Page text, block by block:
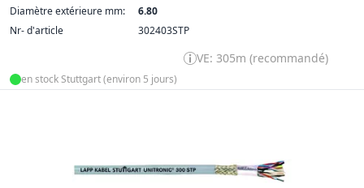
Diamètre extérieure mm:
6.80
Nr- d'article
302403STP
VE: 305m (recommandé)
en stock Stuttgart (environ 5 jours)